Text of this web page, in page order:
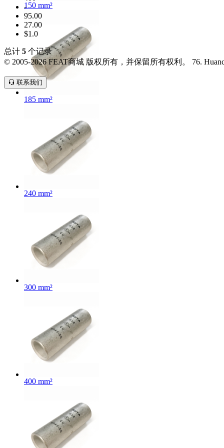
150 mm²
185 mm²
240 mm²
300 mm²
400 mm²
-
95.00
27.00
$1.0
总计 5 个记录
© 2005-2026 FEAT商城 版权所有，并保留所有权利。 76.
联系我们